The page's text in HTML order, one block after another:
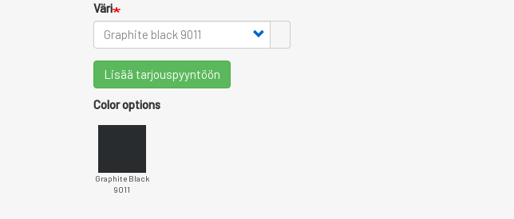
Väri
Lisää tarjouspyyntöön
Color options
Graphite Black
9011